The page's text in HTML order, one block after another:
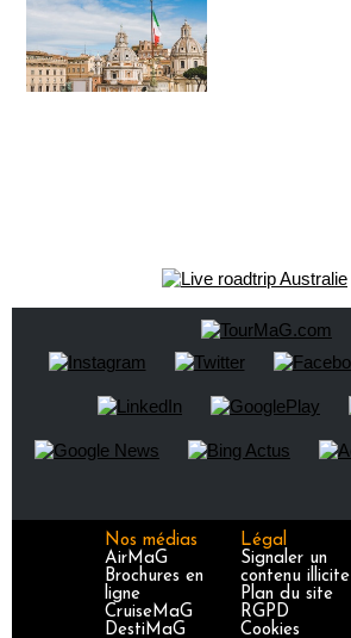
Nos médias
AirMaG
Brochures en
ligne
CruiseMaG
DestiMaG
Légal
Signaler un
contenu illicite
Plan du site
RGPD
Cookies